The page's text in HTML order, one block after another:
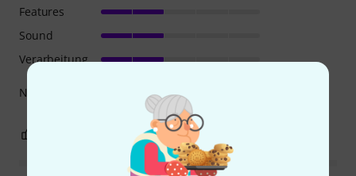
Nicht sehr zufrieden mit der Qualität
Features
Sound
Verarbeitung
BEWERTUNG MELDEN